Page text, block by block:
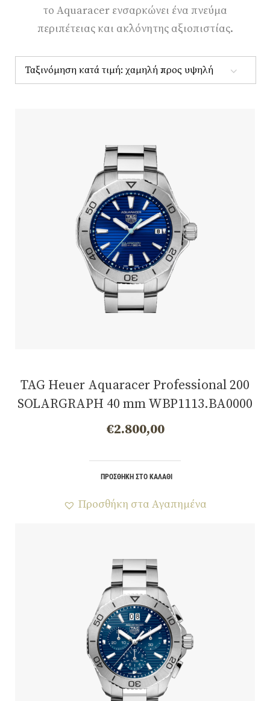
το Aquaracer ενσαρκώνει ένα πνεύμα
περιπέτειας και ακλόνητης αξιοπιστίας.
TAG Heuer Aquaracer Professional 200
SOLARGRAPH 40 mm WBP1113.BA0000
€2.800,00
ΠΡΟΣΘΉΚΗ ΣΤΟ ΚΑΛΆΘΙ
Προσθήκη στα Αγαπημένα